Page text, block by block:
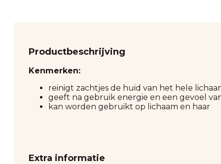
Productbeschrijving
Kenmerken:
reinigt zachtjes de huid van het hele
geeft na gebruik energie en een gevoel
kan worden gebruikt op lichaam en haar
Extra informatie